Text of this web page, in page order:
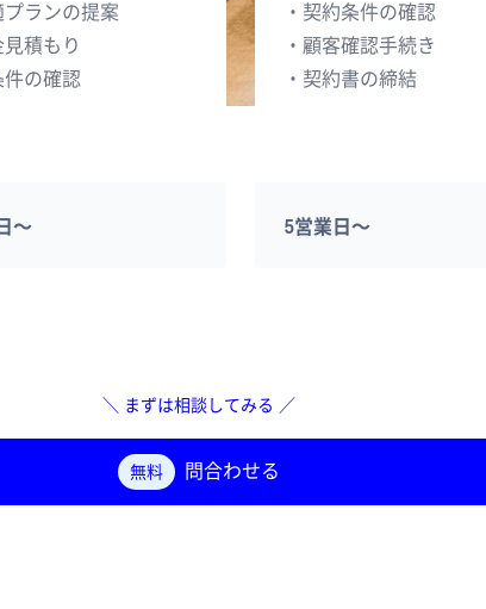
プランの提案
積もり
件の確認
〜
・ 契約条件の確認
・ 顧客確認手続き
・ 契約書の締結
5営業日〜
＼ まずは相談してみる ／
無料 問合わせる